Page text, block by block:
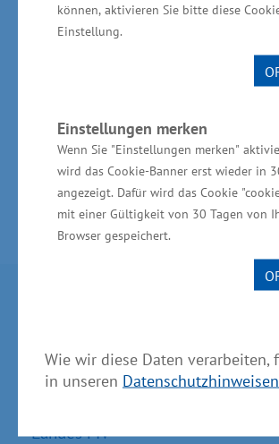
können, aktivieren Sie bitte diese
Einstellung.
Einstellungen merken
Wenn Sie "Einstellungen merken"
wird das Cookie-Banner erst wieder in
angezeigt. Dafür wird das Cookie
mit einer Gültigkeit von 30 Tagen von
Browser gespeichert.
Wie wir diese Daten verarbeiten,
in unseren Datenschutzhinweisen
Unternehmen und rund 7.000
von großer Bedeutung für die
Entwicklung im Land. In diesem
hat sich der Bruttoumsatz in den
Jahren auf 474 Millionen Euro
Ministerium für Wirtschaft,
Tourismus und Arbeit
Landes MV